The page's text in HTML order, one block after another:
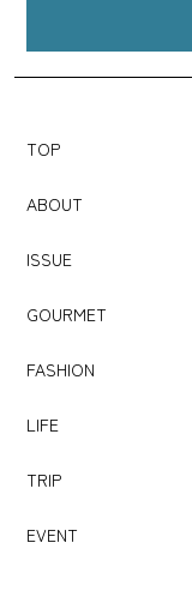
TOP
ABOUT
ISSUE
GOURMET
FASHION
LIFE
TRIP
EVENT